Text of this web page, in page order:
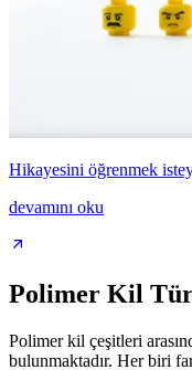
Hikayesini öğrenmek
devamını oku
Polimer Kil
Polimer kil çeşitleri
bulunmaktadır. Her biri